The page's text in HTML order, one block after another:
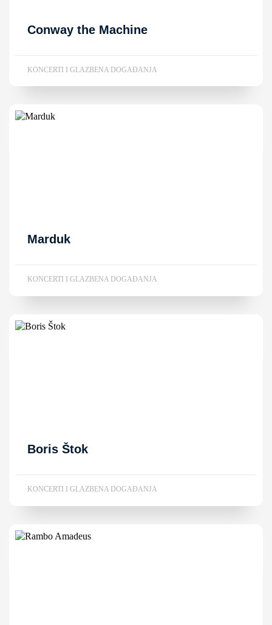
Conway the Machine
KONCERTI I GLAZBENA DOGAĐANJA
Marduk
KONCERTI I GLAZBENA DOGAĐANJA
Boris Štok
KONCERTI I GLAZBENA DOGAĐANJA